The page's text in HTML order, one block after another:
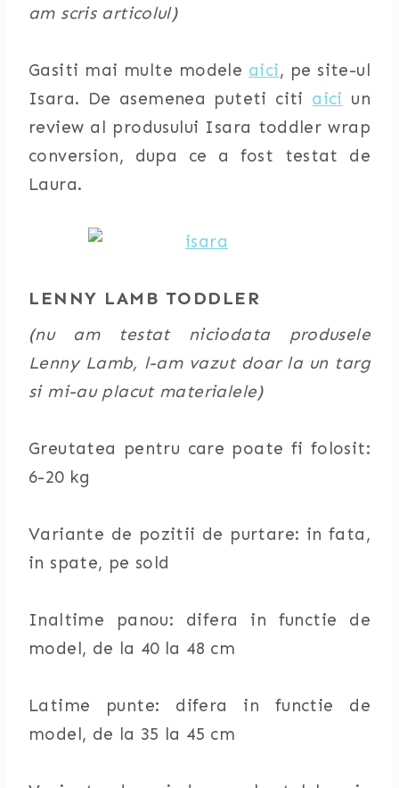
am scris articolul)
Gasiti mai multe modele aici, pe site-ul
Isara. De asemenea puteti citi aici un
review al produsului Isara toddler wrap
conversion, dupa ce a fost testat de
Laura.
LENNY LAMB TODDLER
(nu am testat niciodata produsele
Lenny Lamb, l-am vazut doar la un targ
si mi-au placut materialele)
Greutatea pentru care poate fi folosit:
6-20 kg
Variante de pozitii de purtare: in fata,
in spate, pe sold
Inaltime panou: difera in functie de
model, de la 40 la 48 cm
Latime punte: difera in functie de
model, de la 35 la 45 cm